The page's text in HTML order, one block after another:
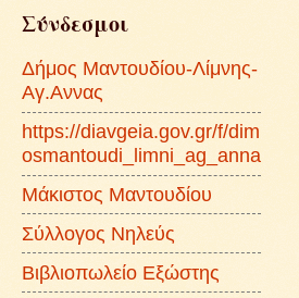
Σύνδεσμοι
Δήμος Μαντουδίου-Λίμνης-
Αγ.Αννας
https://diavgeia.gov.gr/f/dim
osmantoudi_limni_ag_anna
Μάκιστος Μαντουδίου
Σύλλογος Νηλεύς
Βιβλιοπωλείο Εξώστης